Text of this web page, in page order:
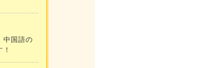
中国語の